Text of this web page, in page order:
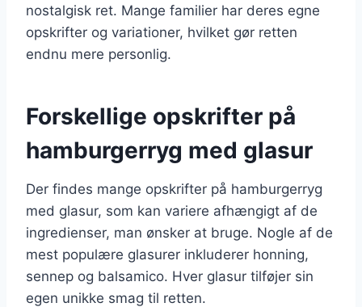
nostalgisk ret. Mange familier har deres egne
opskrifter og variationer, hvilket gør retten
endnu mere personlig.
Forskellige opskrifter på
hamburgerryg med glasur
Der findes mange opskrifter på hamburgerryg
med glasur, som kan variere afhængigt af de
ingredienser, man ønsker at bruge. Nogle af de
mest populære glasurer inkluderer honning,
sennep og balsamico. Hver glasur tilføjer sin
egen unikke smag til retten.